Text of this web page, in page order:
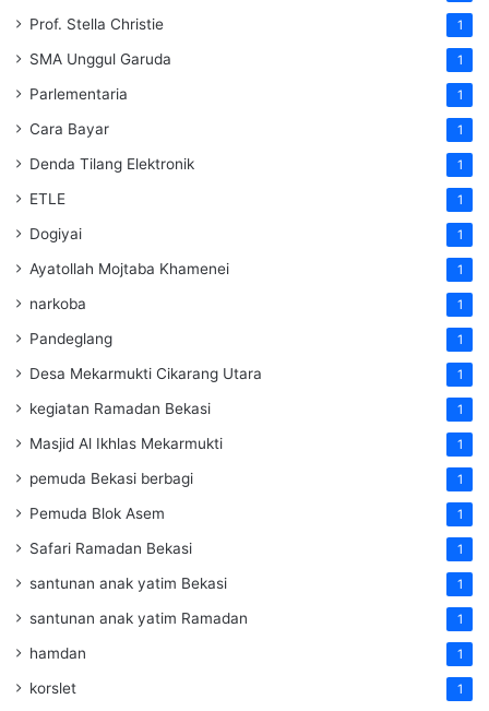
Prof. Stella Christie 1
SMA Unggul Garuda 1
Parlementaria 1
Cara Bayar 1
Denda Tilang Elektronik 1
ETLE 1
Dogiyai 1
Ayatollah Mojtaba Khamenei 1
narkoba 1
Pandeglang 1
Desa Mekarmukti Cikarang Utara 1
kegiatan Ramadan Bekasi 1
Masjid Al Ikhlas Mekarmukti 1
pemuda Bekasi berbagi 1
Pemuda Blok Asem 1
Safari Ramadan Bekasi 1
santunan anak yatim Bekasi 1
santunan anak yatim Ramadan 1
hamdan 1
korslet 1